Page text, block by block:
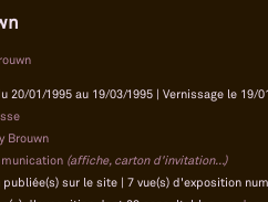
20/01/1995 au 19/03/1995 | Vernissage le 19/
Brouwn
(affiche, carton d'invitation...)
sur le site | 7 vue(s) d'exposition